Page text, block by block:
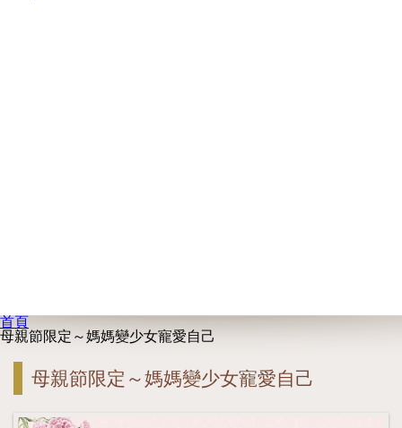
首頁
母親節限定～媽媽變少女寵愛自己
母親節限定～媽媽變少女寵愛自己